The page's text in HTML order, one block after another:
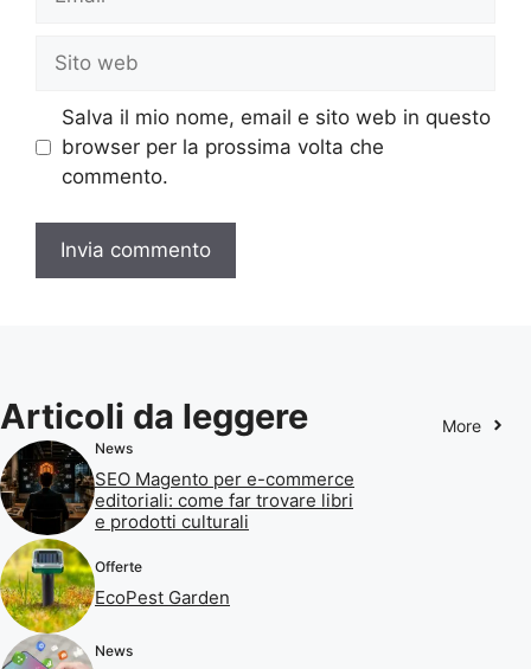
Sito
web
Salva il mio nome, email e sito web in questo
browser per la prossima volta che
commento.
Articoli da leggere More
News
SEO Magento per e-commerce
editoriali: come far trovare libri
e prodotti culturali
Offerte
EcoPest Garden
News